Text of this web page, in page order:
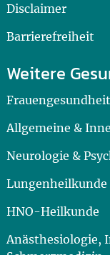
Disclaimer
Barrierefreiheit
Weitere
Frauengesundheit
Allgemeine &
Neurologie &
Lungenheilkunde
HNO-Heilkunde
Anästhesiologie,